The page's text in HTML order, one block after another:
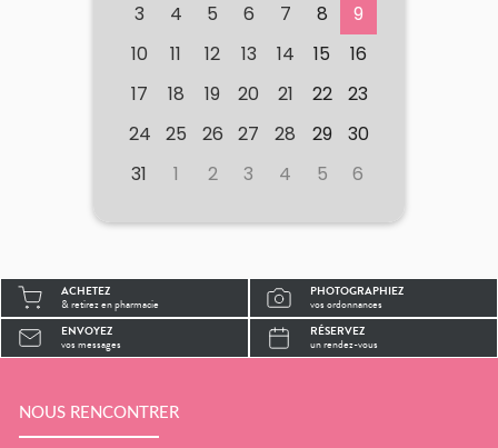
3
4 5 6 7 8
9
10
11 12 13 14 15
16
17
18 19 20 21 22
23
24
25 26 27 28 29
30
31
1 2 3 4 5 6
ACHETEZ
& retirez en pharmacie
PHOTOGRAPHIEZ
vos ordonnances
ENVOYEZ
vos messages
RÉSERVEZ
un rendez-vous
NOUS RENCONTRER